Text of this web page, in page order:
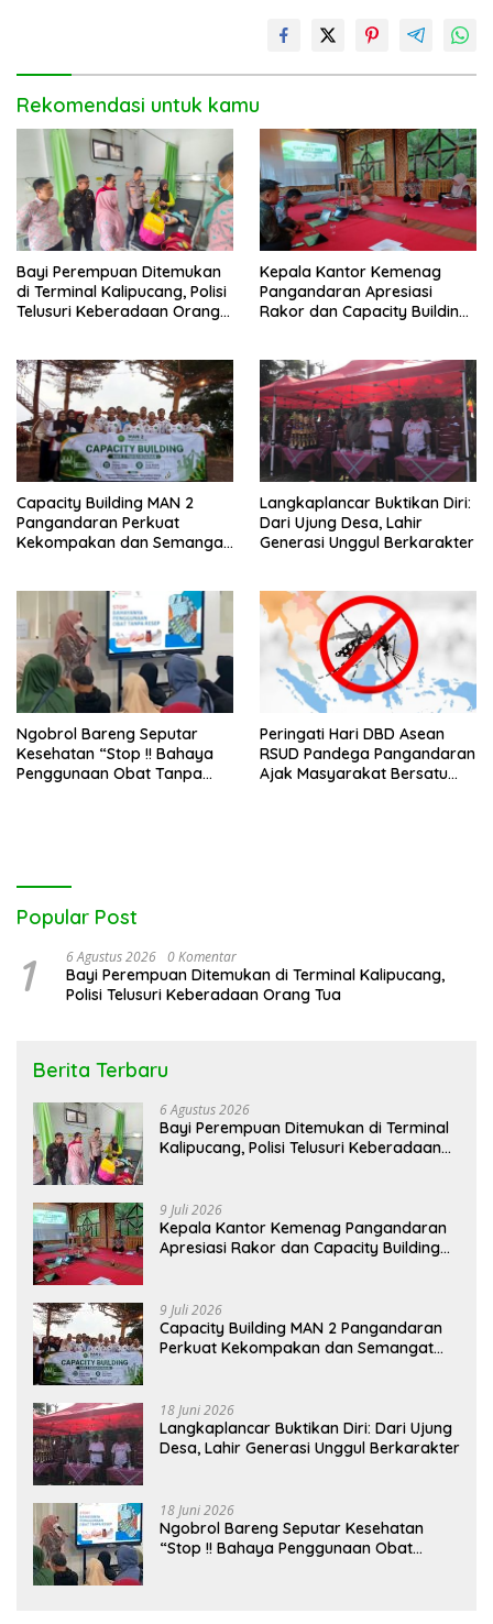
Rekomendasi untuk kamu
Bayi Perempuan Ditemukan
di Terminal Kalipucang, Polisi
Telusuri Keberadaan Orang
Kepala Kantor Kemenag
Pangandaran Apresiasi
Rakor dan Capacity Building
Antar Lini
Capacity Building MAN 2
Pangandaran Perkuat
Kekompakan dan Semangat
Langkaplancar Buktikan Diri:
Dari Ujung Desa, Lahir
Generasi Unggul Berkarakter
Ngobrol Bareng Seputar
Kesehatan “Stop !! Bahaya
Penggunaan Obat Tanpa
Peringati Hari DBD Asean
RSUD Pandega Pangandaran
Ajak Masyarakat Bersatu
Popular Post
1 6 Agustus 2026 0 Komentar
Bayi Perempuan Ditemukan di Terminal Kalipucang,
Polisi Telusuri Keberadaan Orang Tua
Berita Terbaru
6 Agustus 2026
Bayi Perempuan Ditemukan di Terminal
Kalipucang, Polisi Telusuri Keberadaan
9 Juli 2026
Kepala Kantor Kemenag Pangandaran
Apresiasi Rakor dan Capacity Building
9 Juli 2026
Capacity Building MAN 2 Pangandaran
Perkuat Kekompakan dan Semangat
18 Juni 2026
Langkaplancar Buktikan Diri: Dari Ujung
Desa, Lahir Generasi Unggul Berkarakter
18 Juni 2026
Ngobrol Bareng Seputar Kesehatan
“Stop !! Bahaya Penggunaan Obat